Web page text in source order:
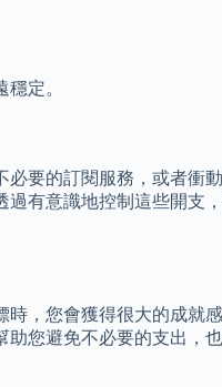
定。
要的訂閱服務，或者衝
有意識地控制這些開支
，您會獲得很大的成就
您避免不必要的支出，